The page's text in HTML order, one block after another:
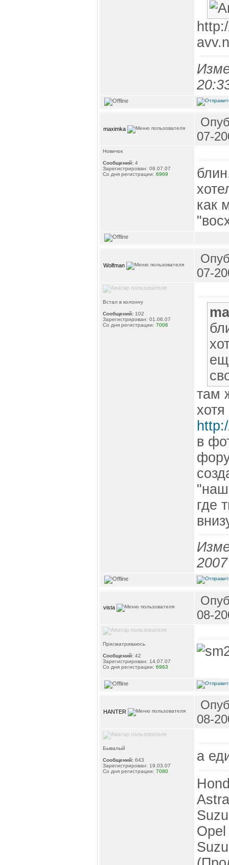
maximka
07-
Новичок
Сообщений: 4
Зарегистрирован: 08.07.07
Со дня регистрации: 6969
как
Wolfman
07-
Встал в колонну
Сообщений: 102
Зарегистрирован: 01.06.07
Со дня регистрации: 7006
там
в
где
vista
08-
Присматриваюсь
Сообщений: 42
Зарегистрирован: 14.07.07
Со дня регистрации: 6963
HANTER
08-
Бывалый
Сообщений: 643
Зарегистрирован: 19.03.07
Со дня регистрации: 7080
а